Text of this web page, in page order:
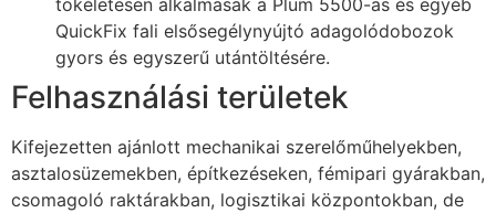
tökéletesen alkalmasak a Plum 5500-as és egyéb
QuickFix fali elsősegélynyújtó adagolódobozok
gyors és egyszerű utántöltésére.
Felhasználási területek
Kifejezetten ajánlott mechanikai szerelőműhelyekben,
asztalosüzemekben, építkezéseken, fémipari gyárakban,
csomagoló raktárakban, logisztikai központokban, de